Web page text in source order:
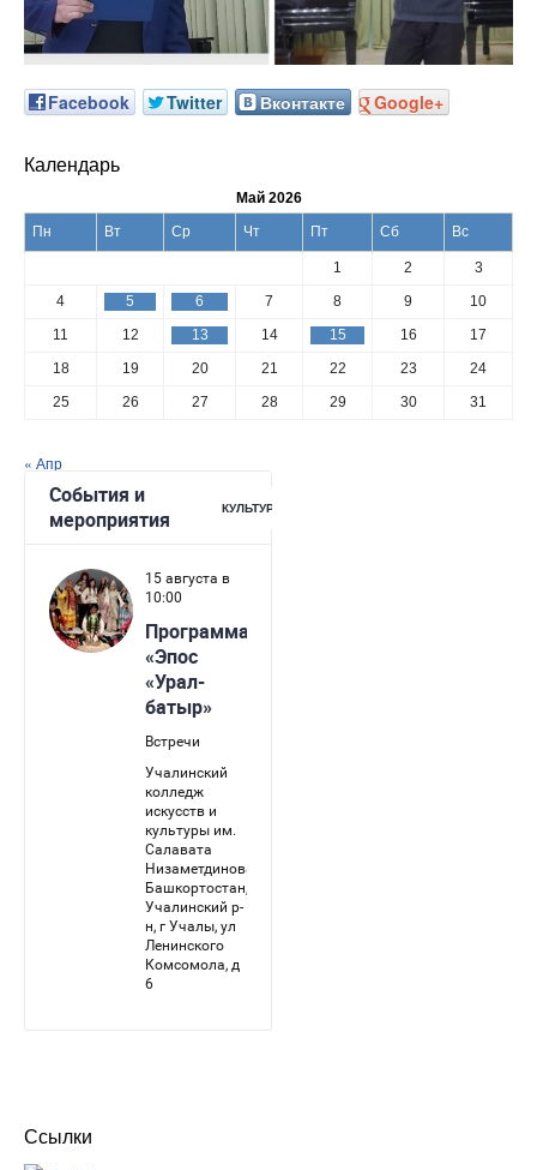
Facebook Twitter Вконтакте Google+
Календарь
Май 2026
Пн
Вт Ср Чт Пт Сб Вс
1 2
3
4
5 6 7 8 9
10
11
12 13 14 15 16
17
18
19 20 21 22 23
24
25
26 27 28 29 30 31
« Апр
Ссылки